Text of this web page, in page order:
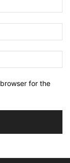
for the